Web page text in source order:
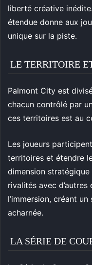
liberté créative
étendue donne aux
unique sur la piste.
LE TERRITOIRE
Palmont City est
chacun contrôlé par
ces territoires est au
Les joueurs
territoires et étendre
dimension stratégique
rivalités avec
l’immersion, créant
acharnée.
LA SÉRIE DE